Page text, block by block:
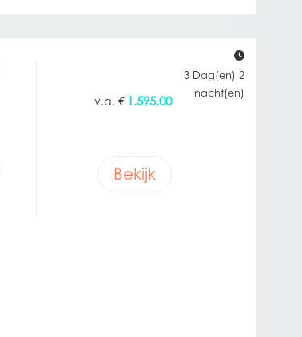
3 Dag(en) 2
nacht(en)
€ 1.595,00
Bekijk